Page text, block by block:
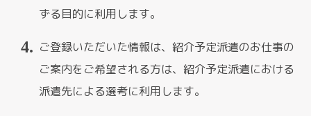
ずる目的に利用します。
ご登録いただいた情報は、紹介予定派遣のお仕事の
ご案内をご希望される方は、紹介予定派遣における
派遣先による選考に利用します。